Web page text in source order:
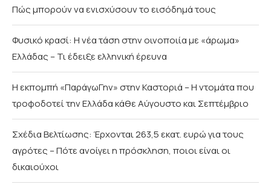
Πώς μπορούν να ενισχύσουν το εισόδημά τους
Φυσικό κρασί: Η νέα τάση στην οινοποιία με «άρωμα»
Ελλάδας – Τι έδειξε ελληνική έρευνα
Η εκπομπή «ΠαράγωΓην» στην Καστοριά – Η ντομάτα που
τροφοδοτεί την Ελλάδα κάθε Αύγουστο και Σεπτέμβριο
Σχέδια Βελτίωσης: Έρχονται 263,5 εκατ. ευρώ για τους
αγρότες – Πότε ανοίγει η πρόσκληση, ποιοι είναι οι
δικαιούχοι